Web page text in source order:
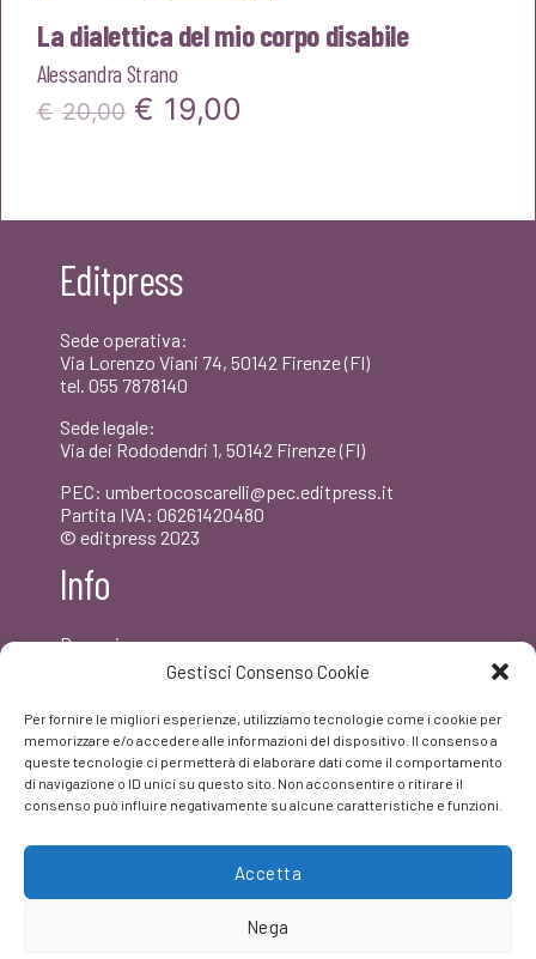
Gestisci Consenso Cookie
Per fornire le migliori esperienze, utilizziamo tecnologie come i cookie per
memorizzare e/o accedere alle informazioni del dispositivo. Il consenso a
queste tecnologie ci permetterà di elaborare dati come il comportamento
di navigazione o ID unici su questo sito. Non acconsentire o ritirare il
consenso può influire negativamente su alcune caratteristiche e funzioni.
Accetta
Nega
La dialettica del mio corpo disabile
Alessandra Strano
€ 20,00 Il
€20,00.
€ 19,00
Editpress
Sede operativa:
Via Lorenzo Viani 74, 50142 Firenze (FI)
tel. 055 7878140
Sede legale:
Via dei Rododendri 1, 50142 Firenze (FI)
PEC: umbertocoscarelli@pec.editpress.it
Partita IVA: 06261420480
© editpress 2023
Info
Dove siamo
Privacy policy
FAQ
Facebook